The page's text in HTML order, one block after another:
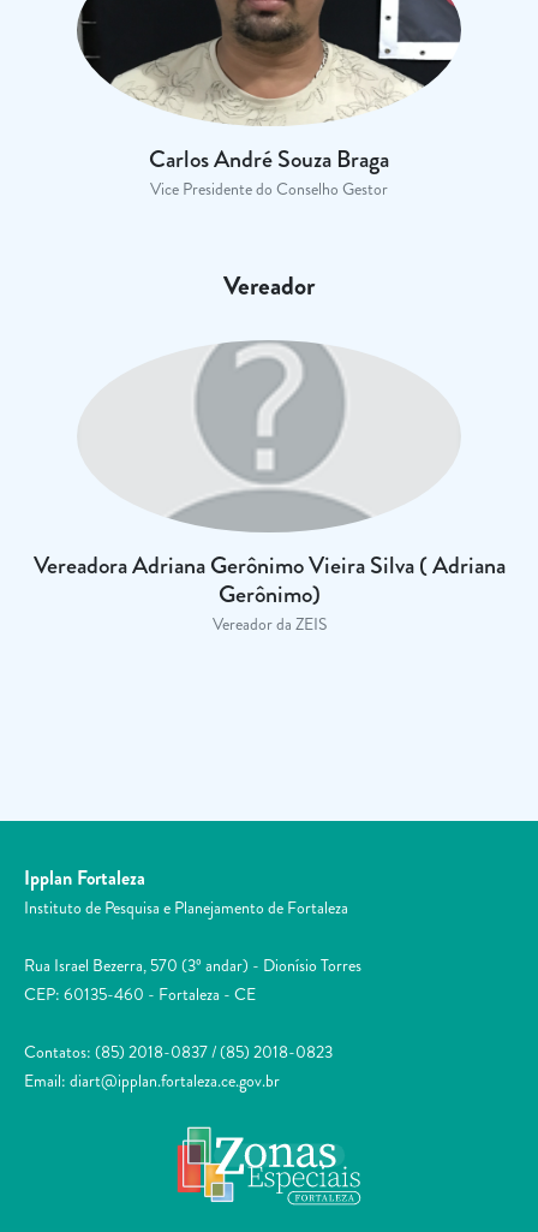
Carlos André Souza Braga
Vice Presidente do Conselho Gestor
Vereador
Vereadora Adriana Gerônimo Vieira Silva ( Adriana
Gerônimo)
Vereador da ZEIS
Ipplan Fortaleza
Instituto de Pesquisa e Planejamento de Fortaleza
Rua Israel Bezerra, 570 (3º andar) - Dionísio Torres
CEP: 60135-460 - Fortaleza - CE
Contatos: (85) 2018-0837 / (85) 2018-0823
Email: diart@ipplan.fortaleza.ce.gov.br